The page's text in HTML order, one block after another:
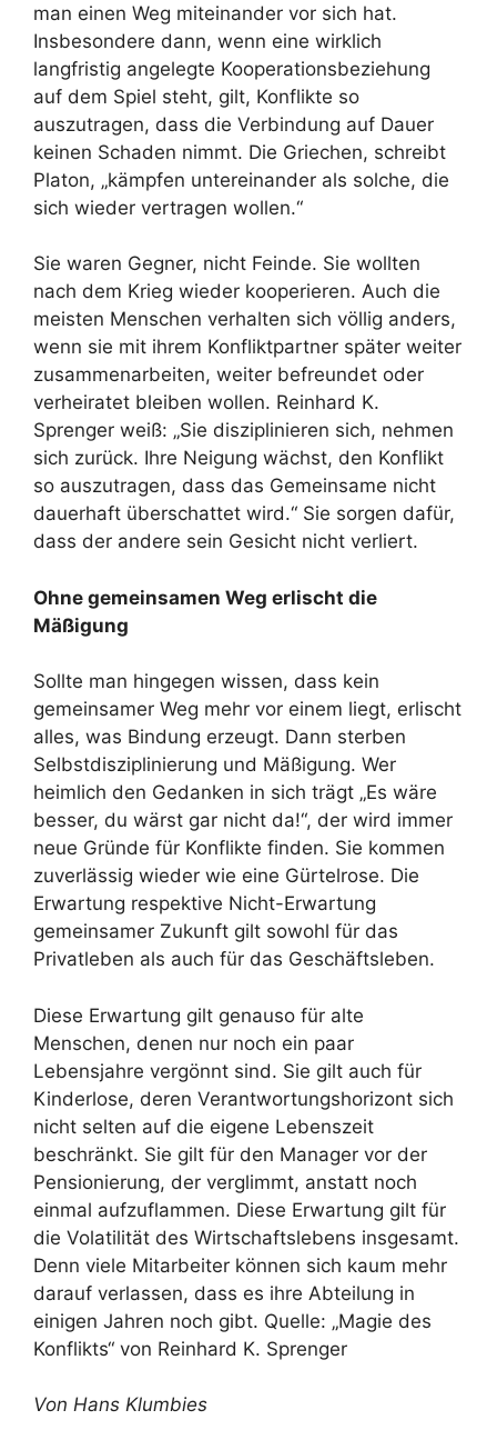
man einen Weg miteinander vor sich hat.
Insbesondere dann, wenn eine wirklich
langfristig angelegte Kooperationsbeziehung
auf dem Spiel steht, gilt, Konflikte so
auszutragen, dass die Verbindung auf Dauer
keinen Schaden nimmt. Die Griechen, schreibt
Platon, „kämpfen untereinander als solche, die
sich wieder vertragen wollen.“
Sie waren Gegner, nicht Feinde. Sie wollten
nach dem Krieg wieder kooperieren. Auch die
meisten Menschen verhalten sich völlig anders,
wenn sie mit ihrem Konfliktpartner später weiter
zusammenarbeiten, weiter befreundet oder
verheiratet bleiben wollen. Reinhard K.
Sprenger weiß: „Sie disziplinieren sich, nehmen
sich zurück. Ihre Neigung wächst, den Konflikt
so auszutragen, dass das Gemeinsame nicht
dauerhaft überschattet wird.“ Sie sorgen dafür,
dass der andere sein Gesicht nicht verliert.
Ohne gemeinsamen Weg erlischt die
Mäßigung
Sollte man hingegen wissen, dass kein
gemeinsamer Weg mehr vor einem liegt, erlischt
alles, was Bindung erzeugt. Dann sterben
Selbstdisziplinierung und Mäßigung. Wer
heimlich den Gedanken in sich trägt „Es wäre
besser, du wärst gar nicht da!“, der wird immer
neue Gründe für Konflikte finden. Sie kommen
zuverlässig wieder wie eine Gürtelrose. Die
Erwartung respektive Nicht-Erwartung
gemeinsamer Zukunft gilt sowohl für das
Privatleben als auch für das Geschäftsleben.
Diese Erwartung gilt genauso für alte
Menschen, denen nur noch ein paar
Lebensjahre vergönnt sind. Sie gilt auch für
Kinderlose, deren Verantwortungshorizont sich
nicht selten auf die eigene Lebenszeit
beschränkt. Sie gilt für den Manager vor der
Pensionierung, der verglimmt, anstatt noch
einmal aufzuflammen. Diese Erwartung gilt für
die Volatilität des Wirtschaftslebens insgesamt.
Denn viele Mitarbeiter können sich kaum mehr
darauf verlassen, dass es ihre Abteilung in
einigen Jahren noch gibt. Quelle: „Magie des
Konflikts“ von Reinhard K. Sprenger
Von Hans Klumbies